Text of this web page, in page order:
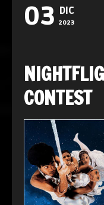
03 DIC
2023
CONTEST